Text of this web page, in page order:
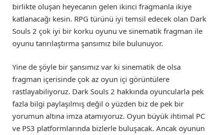
birlikte oluşan heyecanın gelen ikinci fragmanla ikiye
katlanacağı kesin. RPG türünü iyi temsil edecek olan Dark
Souls 2 çok iyi bir korku oyunu ve sinematik fragman ile
oyunu tanrılaştırma şansımız bile bulunuyor.
Yine de şöyle bir şansımız var ki sinematik de olsa
fragman içerisinde çok az oyun içi görüntülere
rastlayabiliyoruz. Dark Souls 2 hakkında oyuncularla pek
fazla bilgi paylaşılmış değil o yüzden biz de pek bir
yorumun altına imza atamıyoruz. Oyun büyük ihtimal PC
ve PS3 platformlarında bizlerle buluşacak. Ancak oyunun